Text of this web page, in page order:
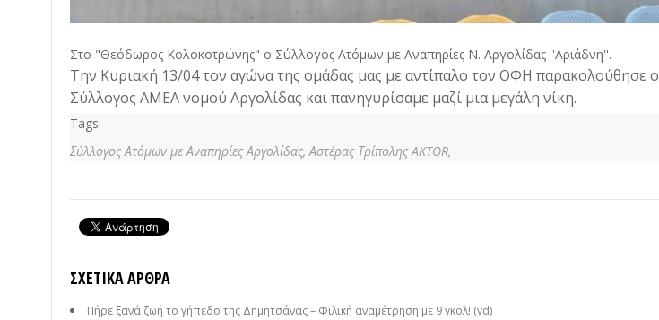
Στο "Θεόδωρος Κολοκοτρώνης" ο Σύλλογος Ατόμων με Αναπηρίες Ν. Αργολίδας ''Αριάδνη''.
Την Κυριακή 13/04 τον αγώνα της ομάδας μας με αντίπαλο τον ΟΦΗ παρακολούθησε ο
Σύλλογος ΑΜΕΑ νομού Αργολίδας και πανηγυρίσαμε μαζί μια μεγάλη νίκη.
Tags:
Σύλλογος Ατόμων με Αναπηρίες Αργολίδας,Αστέρας Τρίπολης AKTOR,
ΣΧΕΤΙΚΆ ΆΡΘΡΑ
Πήρε ξανά ζωή το γήπεδο της Δημητσάνας – Φιλική αναμέτρηση με 9 γκολ! (vd)